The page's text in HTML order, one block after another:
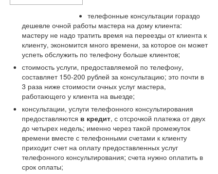
телефонные консультации гораздо
дешевле очной работы мастера на дому клиента:
мастеру не надо тратить время на переезды от клиента к
клиенту, экономится много времени, за которое он может
успеть обслужить по телефону больше клиентов;
стоимость услуги, предоставляемой по телефону,
составляет 150-200 рублей за консультацию; это почти в
3 раза ниже стоимости очных услуг мастера,
работающего у клиента на выезде;
консультации, услуги телефонного консультирования
предоставляются в кредит, с отсрочкой платежа от двух
до четырех недель; именно через такой промежуток
времени вместе с телефонными счетами к клиенту
приходит счет на оплату предоставленных услуг
телефонного консультирования; счета нужно оплатить в
срок оплаты;